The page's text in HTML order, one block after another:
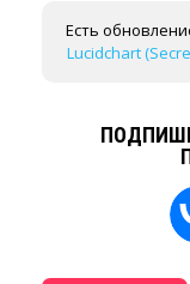
Есть
Lucidchart